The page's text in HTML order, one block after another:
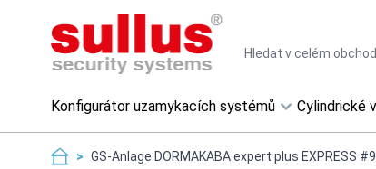
Konfigurátor uzamykacích systémů Cylindrické
> GS-Anlage DORMAKABA expert plus EXPRESS